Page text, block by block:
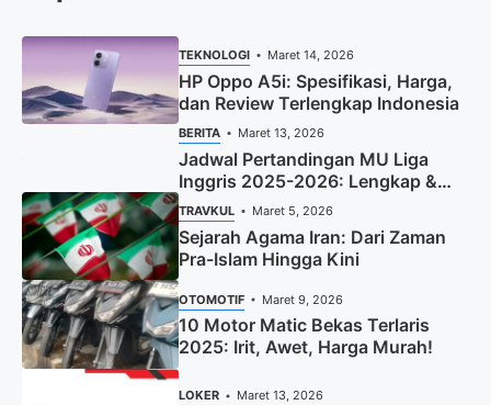
TEKNOLOGI Maret 14, 2026
HP Oppo A5i: Spesifikasi, Harga,
dan Review Terlengkap Indonesia
BERITA Maret 13, 2026
Jadwal Pertandingan MU Liga
Inggris 2025-2026: Lengkap &
Terbaru
TRAVKUL Maret 5, 2026
Sejarah Agama Iran: Dari Zaman
Pra-Islam Hingga Kini
OTOMOTIF Maret 9, 2026
10 Motor Matic Bekas Terlaris
2025: Irit, Awet, Harga Murah!
LOKER Maret 13, 2026